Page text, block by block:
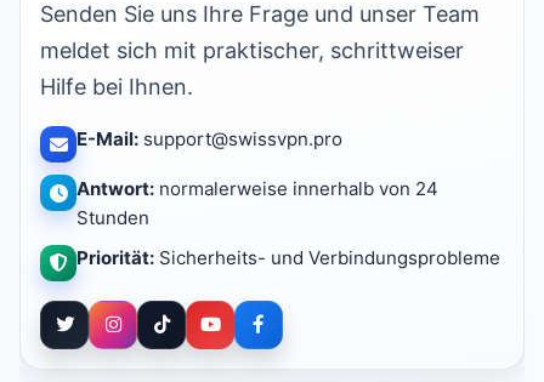
Senden Sie uns Ihre Frage und unser Team
meldet sich mit praktischer, schrittweiser
Hilfe bei Ihnen.
E-Mail: support@swissvpn.pro
Antwort: normalerweise innerhalb von 24
Stunden
Priorität: Sicherheits- und Verbindungsprobleme